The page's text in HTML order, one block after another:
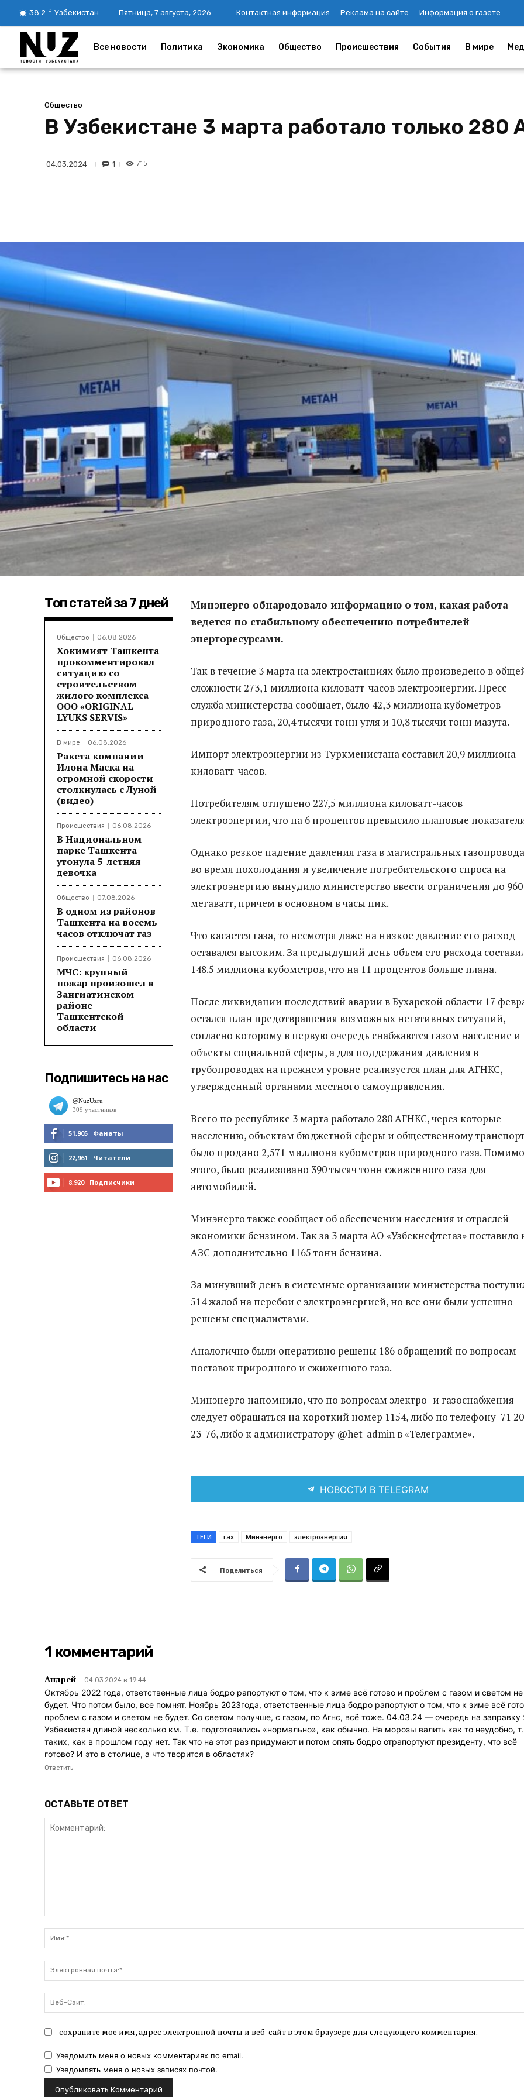
38.2 C Узбекистан Пятница, 7 августа, 2026 Контактная информация Реклама на сайте Информация о газете
Все новости Политика Экономика Общество Происшествия События В мире
Общество
В Узбекистане 3 марта работало только 280
04.03.2024 1 715
Топ статей за 7 дней
Общество 06.08.2026
Хокимият Ташкента
прокомментировал
ситуацию со
строительством
жилого комплекса
ООО «ORIGINAL
LYUKS SERVIS»
В мире 06.08.2026
Ракета компании
Илона Маска на
огромной скорости
столкнулась с Луной
(видео)
Происшествия 06.08.2026
В Национальном
парке Ташкента
утонула 5-летняя
девочка
Общество 07.08.2026
В одном из районов
Ташкента на восемь
часов отключат газ
Происшествия 06.08.2026
МЧС: крупный
пожар произошел в
Зангиатинском
районе
Ташкентской
области
Подпишитесь на нас
51,905 Фанаты
МНЕ НРАВИТСЯ
22,961 Читатели
8,920 Подписчики
Минэнерго обнародовало информацию о том, какая работа
ведется по стабильному обеспечению потребителей
энергоресурсами.
Так в течение 3 марта на электростанциях было произведено в
сложности 273,1 миллиона киловатт-часов электроэнергии. Пресс-
служба министерства сообщает, было 42,3 миллиона кубометров
природного газа, 20,4 тысячи тонн угля и 10,8 тысячи тонн мазута.
Импорт электроэнергии из Туркменистана составил 20,9 миллиона
киловатт-часов.
Потребителям отпущено 227,5 миллиона киловатт-часов
электроэнергии, что на 6 процентов превысило плановые
Однако резкое падение давления газа в магистральных
во время похолодания и увеличение потребительского спроса на
электроэнергию вынудило министерство ввести ограничения до 960
мегаватт, причем в основном в часы пик.
Что касается газа, то несмотря даже на низкое давление его расход
оставался высоким. За предыдущий день объем его расхода
148.5 миллиона кубометров, что на 11 процентов больше плана.
После ликвидации последствий аварии в Бухарской области 17
остался план предотвращения возможных негативных ситуаций,
согласно которому в первую очередь снабжаются газом население и
объекты социальной сферы, а для поддержания давления в
трубопроводах на прежнем уровне реализуется план для АГНКС,
утвержденный органами местного самоуправления.
Всего по республике 3 марта работало 280 АГНКС, через которые
населению, объектам бюджетной сферы и общественному
было продано 2,571 миллиона кубометров природного газа. Помимо
этого, было реализовано 390 тысяч тонн сжиженного газа для
автомобилей.
Минэнерго также сообщает об обеспечении населения и отраслей
экономики бензином. Так за 3 марта АО «Узбекнефтегаз» поставило
АЗС дополнительно 1165 тонн бензина.
За минувший день в системные организации министерства
514 жалоб на перебои с электроэнергией, но все они были успешно
решены специалистами.
Аналогично были оперативно решены 186 обращений по вопросам
поставок природного и сжиженного газа.
Минэнерго напомнило, что по вопросам электро- и газоснабжения
следует обращаться на короткий номер 1154, либо по телефону 71
23-76, либо к администратору @het_admin в «Телеграмме».
НОВОСТИ В TELEGRAM
ТЕГИ гах Минэнерго электроэнергия
Поделиться
1 комментарий
Андрей 04.03.2024 в 19:44
Октябрь 2022 года, ответственные лица бодро рапортуют о том, что к зиме всё готово и проблем с газом и светом не
будет. Что потом было, все помнят. Ноябрь 2023года, ответственные лица бодро рапортуют о том, что к зиме всё
проблем с газом и светом не будет. Со светом получше, с газом, по Агнс, всё тоже. 04.03.24 — очередь на заправку
Узбекистан длиной несколько км. Т.е. подготовились «нормально», как обычно. На морозы валить как то неудобно,
таких, как в прошлом году нет. Так что на этот раз придумают и потом опять бодро отрапортуют президенту, что всё
готово? И это в столице, а что творится в областях?
Ответить
ОСТАВЬТЕ ОТВЕТ
сохраните мое имя, адрес электронной почты и веб-сайт в этом браузере для следующего комментария.
Уведомить меня о новых комментариях по email.
Уведомлять меня о новых записях почтой.